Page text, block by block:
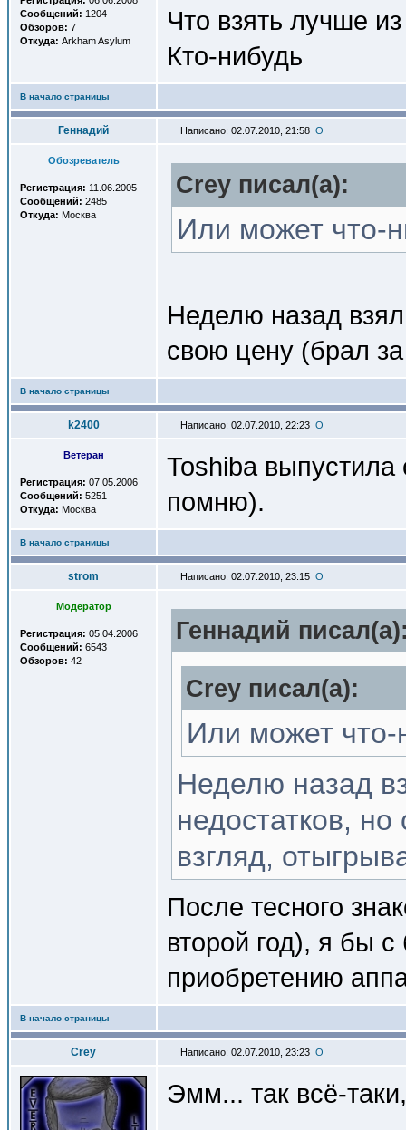
Сообщений: 1204
Обзоров: 7
Откуда: Arkham Asylum
Что взять лучше
Кто-нибудь
В начало страницы
Геннадий Написано: 02.07.2010, 21:58
Обозреватель
Регистрация: 11.06.2005
Сообщений: 2485
Откуда: Москва
Crey писал(a):
Или может что-
Неделю назад
свою цену (брал
В начало страницы
k2400 Написано: 02.07.2010, 22:23
Ветеран
Регистрация: 07.05.2006
Сообщений: 5251
Откуда: Москва
Toshiba
помню).
В начало страницы
strom Написано: 02.07.2010, 23:15
Модератор
Регистрация: 05.04.2006
Сообщений: 6543
Обзоров: 42
Геннадий
Crey писал(a):
Или может что-
Неделю назад
недостатков,
взгляд,
После тесного
второй год), я бы
приобретению
В начало страницы
Crey Написано: 02.07.2010, 23:23
Эмм... так всё-